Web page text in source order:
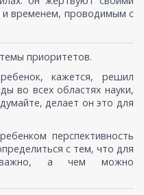
временем, проводимым с
приоритетов.
кажется, решил
во всех областях науки,
делает он это для
перспективность
с тем, что для
важно, а чем можно